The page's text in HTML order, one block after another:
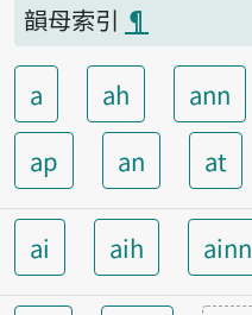
韻母索引 ¶
a ah ann
ap
an at
ai aih ainn